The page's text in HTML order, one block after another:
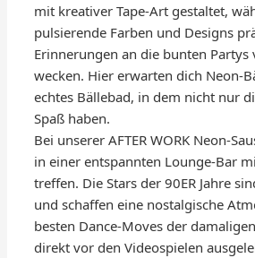
mit kreativer Tape-Art gestaltet,
pulsierende Farben und Designs
Erinnerungen an die bunten Partys
wecken. Hier erwarten dich Neon-
echtes Bällebad, in dem nicht nur
Spaß haben.
Bei unserer AFTER WORK Neon-
in einer entspannten Lounge-Bar
treffen. Die Stars der 90ER Jahre
und schaffen eine nostalgische
besten Dance-Moves der
direkt vor den Videospielen